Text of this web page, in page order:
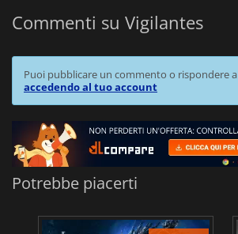
Commenti su Vigilantes
Puoi pubblicare un commento o rispondere
accedendo al tuo account
Potrebbe piacerti